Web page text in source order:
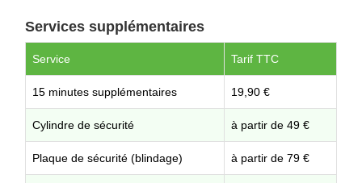
Services supplémentaires
Service Tarif TTC
15 minutes supplémentaires 19,90 €
Cylindre de sécurité à partir de 49 €
Plaque de sécurité (blindage) à partir de 79 €